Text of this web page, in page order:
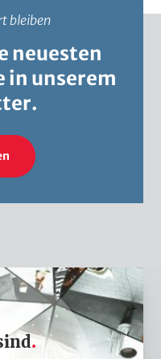
bleiben
neuesten
in unserem